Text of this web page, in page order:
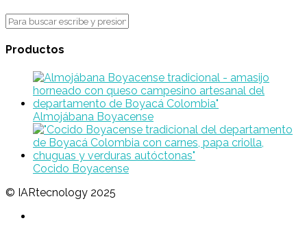
Productos
Almojábana Boyacense
Cocido Boyacense
© IARtecnology 2025